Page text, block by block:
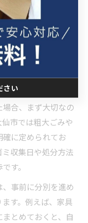
仙市での不
ト
合、まず大切なの
市では粗大ごみや
に定められてお
収集日や処分方法
す。
事前に分別を進め
す。例えば、家具
とめておくと、自
さい
さい